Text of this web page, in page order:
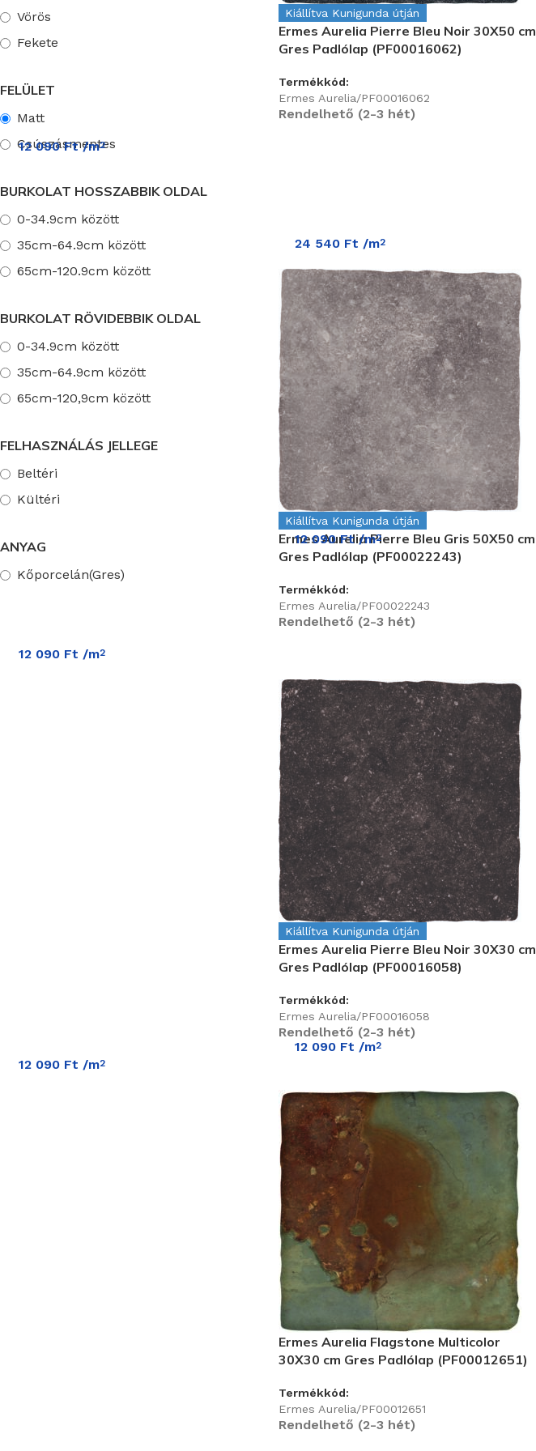
Vörös
Fekete
FELÜLET
Matt
Csúszásmentes
BURKOLAT HOSSZABBIK OLDAL
0-34.9cm között
35cm-64.9cm között
65cm-120.9cm között
BURKOLAT RÖVIDEBBIK OLDAL
0-34.9cm között
35cm-64.9cm között
65cm-120,9cm között
FELHASZNÁLÁS JELLEGE
Beltéri
Kültéri
ANYAG
Kőporcelán(Gres)
Kiállítva Kunigunda útján
Ermes Aurelia Pierre Bleu Noir 30X50 cm
Gres Padlólap (PF00016062)
Termékkód:
Ermes Aurelia/PF00016062
Rendelhető (2-3 hét)
12 090Ft /m2
24 540 Ft /m2
Kiállítva Kunigunda útján
Ermes Aurelia Pierre Bleu Gris 50X50 cm
Gres Padlólap (PF00022243)
Termékkód:
Ermes Aurelia/PF00022243
Rendelhető (2-3 hét)
12 090 Ft /m2
12 090Ft /m2
Kiállítva Kunigunda útján
Ermes Aurelia Pierre Bleu Noir 30X30 cm
Gres Padlólap (PF00016058)
Termékkód:
Ermes Aurelia/PF00016058
Rendelhető (2-3 hét)
12 090 Ft /m2
12 090 Ft /m2
Ermes Aurelia Flagstone Multicolor
30X30 cm Gres Padlólap (PF00012651)
Termékkód:
Ermes Aurelia/PF00012651
Rendelhető (2-3 hét)